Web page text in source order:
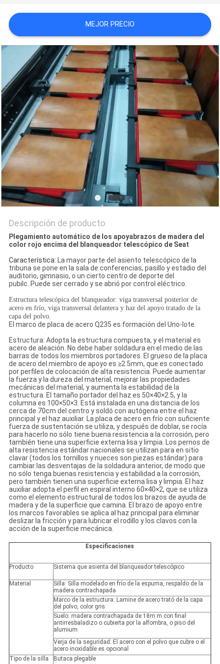
CITA
MAPA
DEL
SITIO
PRIVACY
POLICY
MEJOR PRECIO
Descripción de producto
Plegamiento automático de los apoyabrazos de madera del
color rojo encima del blanqueador telescópico de Seat
Característica: La mayor parte del asiento telescópico de la
tribuna se pone en la sala de conferencias, pasillo y estadio del
auditorio, gimnasio, o un cierto centro de deporte del
pubilc. Puede ser cerrado y se abrió por control eléctrico.
Estructura telescópica del blanqueador: viga transversal posterior de
acero en frío, viga transversal delantera y haz del apoyo tratado de la
capa del polvo.
El marco de placa de acero Q235 es formación del Uno-lote.
Estructura: Adopta la estructura compuesta, y el material es
acero de aleación. No debe haber soldadura en el medio de las
barras de todos los miembros portadores. El grueso de la placa
de acero del miembro de apoyo es ≥2.5mm, que es conectado
por perfiles de colocación de alta resistencia. Puede aumentar
la fuerza y la dureza del material, mejorar las propiedades
mecánicas del material, y aumenta la estabilidad de la
estructura. El tamaño portador del haz es 50×40×2.5, y la
columna es 100×50×3. Está instalada en una distancia de los
cerca de 70cm del centro y soldó con autógena entre el haz
principal y el haz auxiliar. La placa de acero en frío con suficiente
fuerza de sustentación se utiliza, y después de doblar, se rocía
para hacerlo no sólo tiene buena resistencia a la corrosión, pero
también tiene una superficie externa lisa y limpia. Los pernos de
alta resistencia estándar nacionales se utilizan para en sitio
clavar (todos los tornillos y nueces son piezas estándar) para
cambiar las desventajas de la soldadura anterior, de modo que
no sólo tenga buenas resistencia y estabilidad a la corrosión,
pero también tienen una superficie externa lisa y limpia. El haz
auxiliar adopta el perfil en espiral interno 60×40×2, que se utiliza
como el elemento estructural de todos los brazos de ayuda de
madera y de la superficie que camina. El brazo de apoyo entre
los marcos favorables se aplica al haz principal para eliminar
deslizar la fricción y para lubricar el rodillo y los clavos con la
acción de la superficie mecánica.
Especificaciones
Producto Sistema que asienta del blanqueador telescópico
Material
Silla: Silla modelado en frío de la espuma, respaldo de la
madera contrachapada
Marco de la estructura: Lamine de acero trató de la capa
del polvo, color gris
Suelo: madera contrachapada de 18m m con final
antirresbaladizo o cubierta por la alfombra, o piso del
alumium
Verja de la seguridad: El acero con el polvo que cubre o el
acero inoxidable es opcional
Tipo de la silla
Butaca plegable